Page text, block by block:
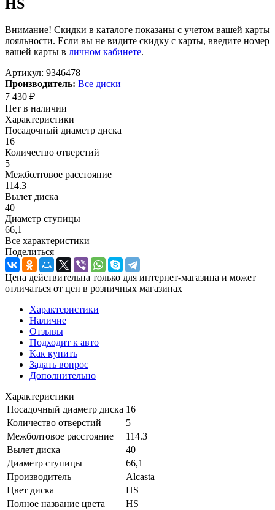
HS
Внимание! Скидки в каталоге показаны с учетом вашей карты
лояльности. Если вы не видите скидку с карты, введите номер
вашей карты в личном кабинете.
Артикул: 9346478
Производитель: Все диски
7 430 ₽
Нет в наличии
Характеристики
Посадочный диаметр диска
16
Количество отверстий
5
Межболтовое расстояние
114.3
Вылет диска
40
Диаметр ступицы
66,1
Все характеристики
Поделиться
Цена действительна только для интернет-магазина и может
отличаться от цен в розничных магазинах
Характеристики
Наличие
Отзывы
Подходит к авто
Как купить
Задать вопрос
Дополнительно
Характеристики
Посадочный диаметр диска 16
Количество отверстий
5
Межболтовое расстояние
114.3
Вылет диска
40
Диаметр ступицы
66,1
Производитель
Alcasta
Цвет диска
HS
Полное название цвета
HS